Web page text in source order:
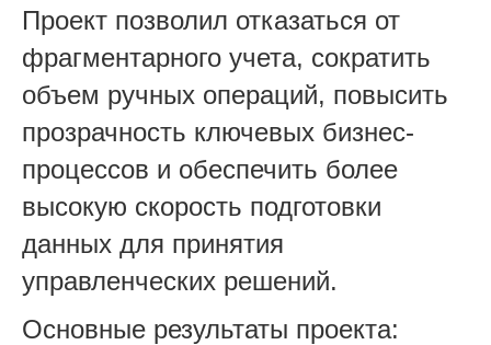
Проект позволил отказаться от
фрагментарного учета, сократить
объем ручных операций, повысить
прозрачность ключевых бизнес-
процессов и обеспечить более
высокую скорость подготовки
данных для принятия
управленческих решений.
Основные результаты проекта: